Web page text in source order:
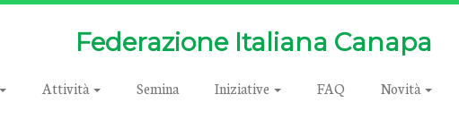
Federazione Italiana Canapa
Attività Semina Iniziative FAQ Novità